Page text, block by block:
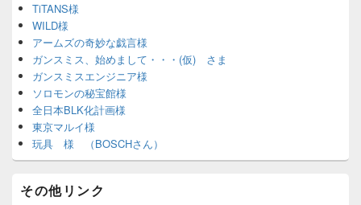
TiTANS様
WILD様
アームズの奇妙な戯言様
ガンスミス、始めまして・・・(仮) さま
ガンスミスエンジニア様
ソロモンの秘宝館様
全日本BLK化計画様
東京マルイ様
玩具 様 （BOSCHさん）
その他リンク